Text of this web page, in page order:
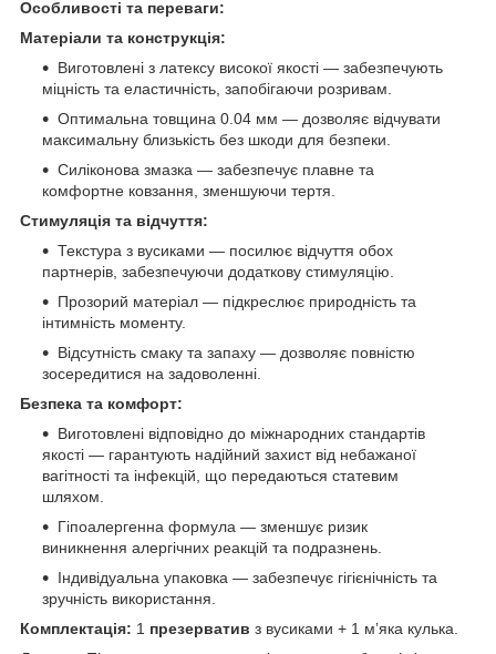
Особливості та переваги:
Матеріали та конструкція:
Виготовлені з латексу високої якості — забезпечують
міцність та еластичність, запобігаючи розривам.
Оптимальна товщина 0.04 мм — дозволяє відчувати
максимальну близькість без шкоди для безпеки.
Силіконова змазка — забезпечує плавне та
комфортне ковзання, зменшуючи тертя.
Стимуляція та відчуття:
Текстура з вусиками — посилює відчуття обох
партнерів, забезпечуючи додаткову стимуляцію.
Прозорий матеріал — підкреслює природність та
інтимність моменту.
Відсутність смаку та запаху — дозволяє повністю
зосередитися на задоволенні.
Безпека та комфорт:
Виготовлені відповідно до міжнародних стандартів
якості — гарантують надійний захист від небажаної
вагітності та інфекцій, що передаються статевим
шляхом.
Гіпоалергенна формула — зменшує ризик
виникнення алергічних реакцій та подразнень.
Індивідуальна упаковка — забезпечує гігієнічність та
зручність використання.
Комплектація: 1 презерватив з вусиками + 1 мʼяка кулька.